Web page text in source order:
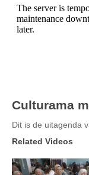
Culturama
Dit is de uitagenda
Related Videos